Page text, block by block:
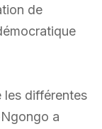
de
les différentes
a